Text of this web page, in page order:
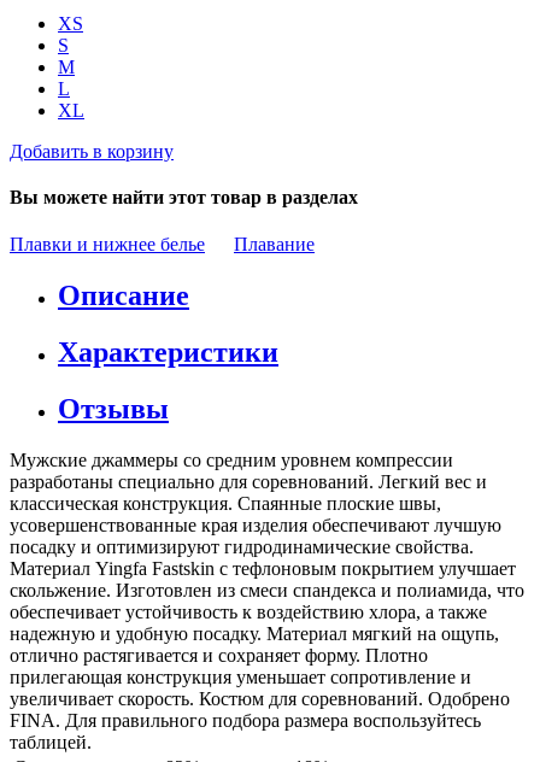
XS
S
M
L
XL
Добавить в корзину
Вы можете найти этот товар в разделах
Плавки и нижнее белье Плавание
Описание
Характеристики
Отзывы
Мужские джаммеры со средним уровнем компрессии
разработаны специально для соревнований. Легкий вес и
классическая конструкция. Спаянные плоские швы,
усовершенствованные края изделия обеспечивают лучшую
посадку и оптимизируют гидродинамические свойства.
Материал Yingfa Fastskin с тефлоновым покрытием улучшает
скольжение. Изготовлен из смеси спандекса и полиамида, что
обеспечивает устойчивость к воздействию хлора, а также
надежную и удобную посадку. Материал мягкий на ощупь,
отлично растягивается и сохраняет форму. Плотно
прилегающая конструкция уменьшает сопротивление и
увеличивает скорость. Костюм для соревнований. Одобрено
FINA. Для правильного подбора размера воспользуйтесь
таблицей.